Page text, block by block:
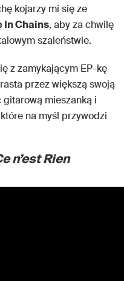
kojarzy mi się ze
In Chains, aby za chwilę
szaleństwie.
z zamykającym EP-kę
przez większą swoją
mieszanką i
na myśl przywodzi
n’est Rien